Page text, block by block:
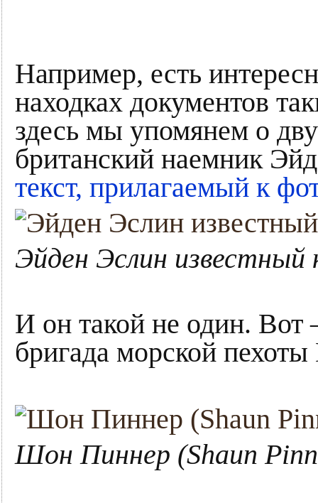
Например, есть
находках документов
здесь мы упомянем о
британский наемник
текст, прилагаемый к
Эйден Эслин известный
И он такой не один. Вот
бригада морской
Шон Пиннер (Shaun